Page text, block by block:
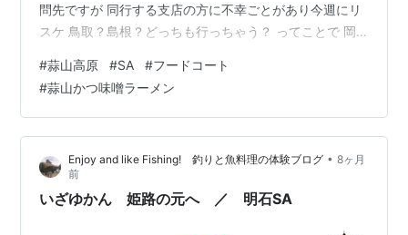
問先ですが 同行する支店の方に不幸ごとがあり今週にリ
スケ 鳥取？島根？どっちも行っちゃう？ ってことで 岡
の寒波で一番不安だったのは 東海道新幹線の関ケ原と米
原間 結構豪雪地帯なんですよね～ 毎年って言って良いく
らい名神高速が通行止めになります 時間がおしていたた
めSAのフードコートで昼食をいただきます 蒜山高原SA
下り 夜半から降った雪に覆われています 割とべちゃべち
ゃした雪なので浸水しな…
#蒜山高原 #SA #フードコート
#蒜山かつ味噌ラーメン
Enjoy and like Fishing! 釣りと魚料理の体験ブログ • 8ヶ月
前
いざゆかん 姫路の元へ ／ 明石SA